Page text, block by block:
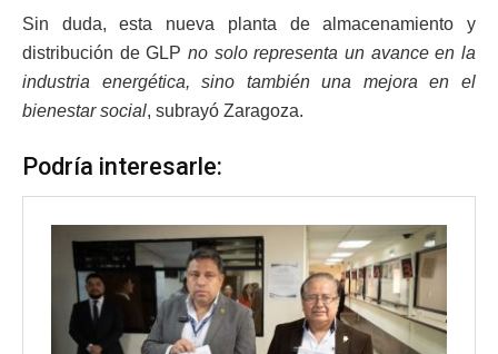
Sin duda, esta nueva planta de almacenamiento y
distribución de GLP no solo representa un avance en la
industria energética, sino también una mejora en el
bienestar social, subrayó Zaragoza.
Podría interesarle: